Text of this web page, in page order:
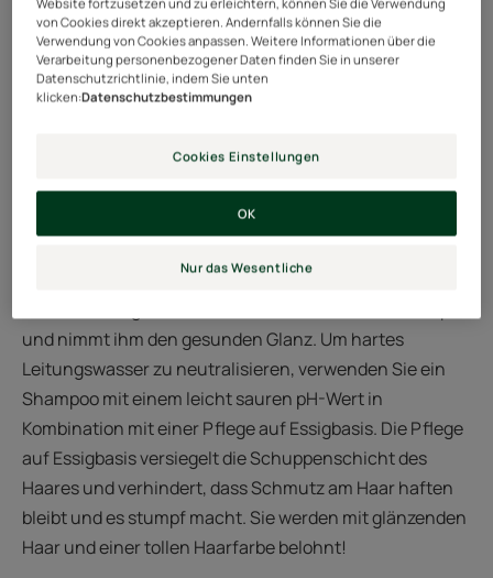
Vorsicht vor kalkhaltigem Wasser,
das zum Ausbleichen der Farbe
führen kann.
und nimmt ihm den gesunden Glanz. Um hartes
Leitungswasser zu neutralisieren, verwenden Sie ein
Shampoo mit einem leicht sauren pH-Wert in
Kombination mit einer Pflege auf Essigbasis. Die Pflege
auf Essigbasis versiegelt die Schuppenschicht des
Haares und verhindert, dass Schmutz am Haar haften
bleibt und es stumpf macht. Sie werden mit glänzenden
Haar und einer tollen Haarfarbe belohnt!
Website fortzusetzen und zu erleichtern, können Sie die Verwendung
von Cookies direkt akzeptieren. Andernfalls können Sie die
Verwendung von Cookies anpassen. Weitere Informationen über die
Verarbeitung personenbezogener Daten finden Sie in unserer
Datenschutzrichtlinie, indem Sie unten
klicken:Datenschutzbestimmungen
Cookies Einstellungen
Nur das Wesentliche
OK